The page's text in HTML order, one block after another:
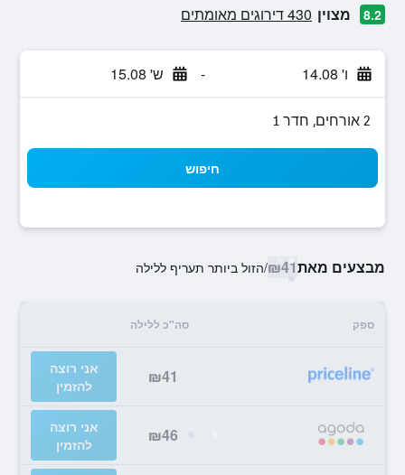
8.2 מצוין 430 דירוגים מאומתים
ו' 14.08 - ש' 15.08
2 אורחים, חדר 1
חיפוש
מבצעים מאת₪41
/הזול ביותר תעריף ללילה
ספק סה"כ ללילה
₪41
אני רוצה
להזמין
₪46
אני רוצה
להזמין